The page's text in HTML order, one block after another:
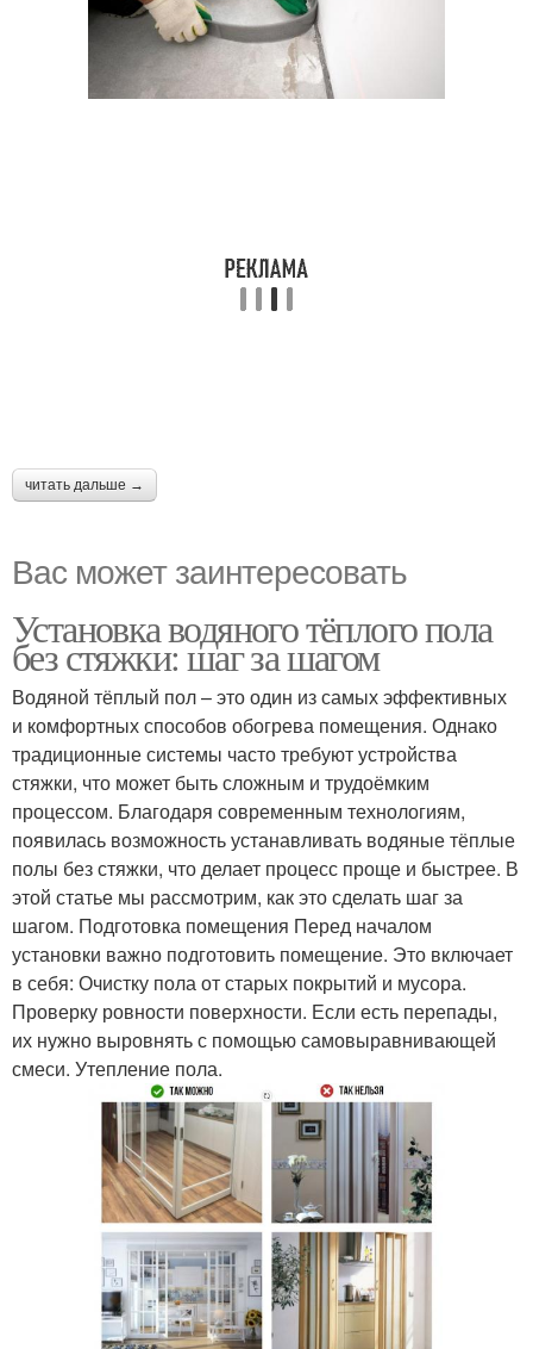
читать дальше →
Вас может заинтересовать
Установка водяного тёплого пола
без стяжки: шаг за шагом
Водяной тёплый пол – это один из самых эффективных
и комфортных способов обогрева помещения. Однако
традиционные системы часто требуют устройства
стяжки, что может быть сложным и трудоёмким
процессом. Благодаря современным технологиям,
появилась возможность устанавливать водяные тёплые
полы без стяжки, что делает процесс проще и быстрее. В
этой статье мы рассмотрим, как это сделать шаг за
шагом. Подготовка помещения Перед началом
установки важно подготовить помещение. Это включает
в себя: Очистку пола от старых покрытий и мусора.
Проверку ровности поверхности. Если есть перепады,
их нужно выровнять с помощью самовыравнивающей
смеси. Утепление пола.